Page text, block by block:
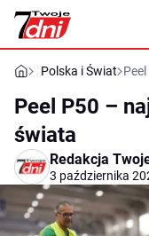
Polska i Świat
Peel P50 –
świata
Redakcja
3 października